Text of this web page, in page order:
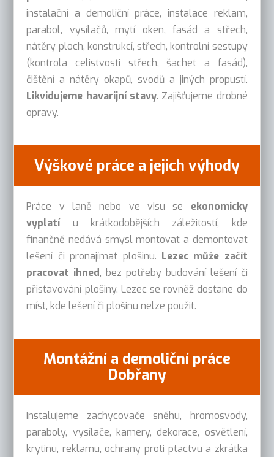
instalační a demoliční práce, instalace reklam,
parabol, vysílačů, mytí oken, fasád a střech,
nátěry ploch, konstrukcí, střech, kontrolní sestupy
(kontrola celistvosti střech, šachet a fasád),
čištění a nátěry okapů, svodů a jiných propustí.
Likvidujeme havarijní stavy. Zajišťujeme drobné
opravy.
Výškové práce a jejich výhody
Práce v laně nebo ve visu se ekonomicky
vyplatíu krátkodobějších záležitostí, kde
finančně nedává smysl montovat a demontovat
lešení či pronajímat plošinu. Lezec může začít
pracovat ihned, bez potřeby budování lešení či
přistavování plošiny. Lezec se rovněž dostane do
míst, kde lešení či plošinu nelze použit.
Montážní a demoliční práce
Dobřany
Instalujeme zachycovače sněhu, hromosvody,
paraboly, vysílače, kamery, dekorace, osvětlení,
krytinu, reklamu, ochrany proti ptactvu a zkrátka